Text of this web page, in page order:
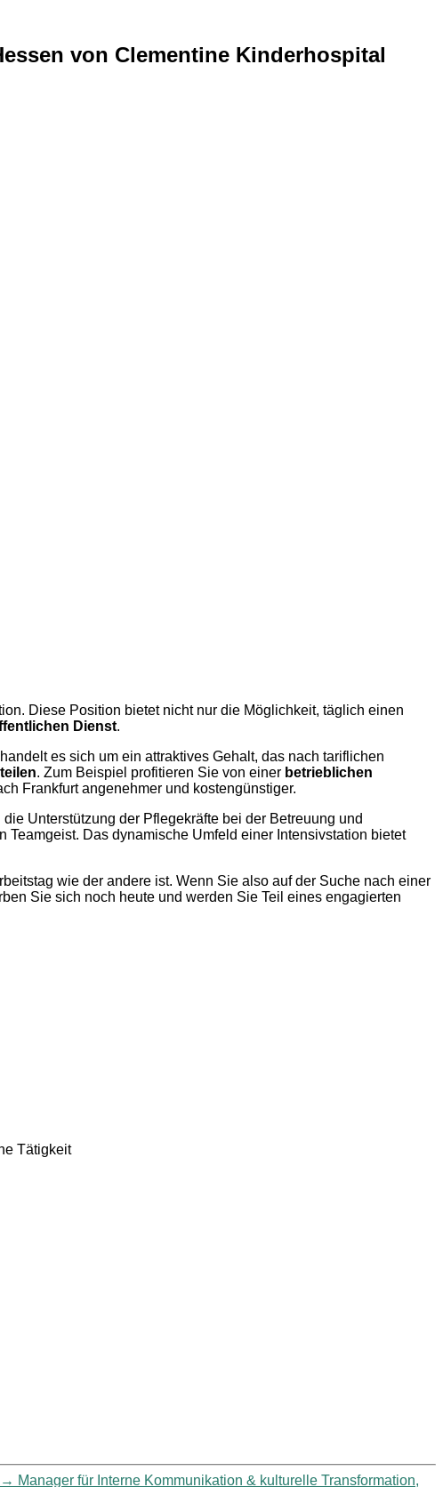
von Clementine Kinderhospital
Diese Position bietet nicht nur die Möglichkeit, täglich einen
Dienst.
es sich um ein attraktives Gehalt, das nach tariflichen
. Zum Beispiel profitieren Sie von einer betrieblichen
Frankfurt angenehmer und kostengünstiger.
Unterstützung der Pflegekräfte bei der Betreuung und
Das dynamische Umfeld einer Intensivstation bietet
wie der andere ist. Wenn Sie also auf der Suche nach einer
Sie sich noch heute und werden Sie Teil eines engagierten
Tätigkeit
→ Manager für Interne Kommunikation & kulturelle Transformation,